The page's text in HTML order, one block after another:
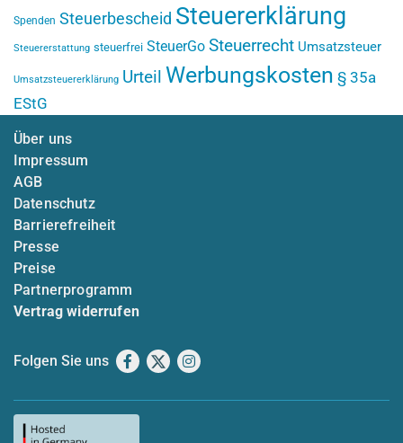
Spenden Steuerbescheid Steuererklärung
Steuererstattung steuerfrei SteuerGo Steuerrecht Umsatzsteuer
Umsatzsteuererklärung Urteil Werbungskosten § 35a
EStG
Über uns
Impressum
AGB
Datenschutz
Barrierefreiheit
Presse
Preise
Partnerprogramm
Vertrag widerrufen
Folgen Sie uns Facebook
X Instagram